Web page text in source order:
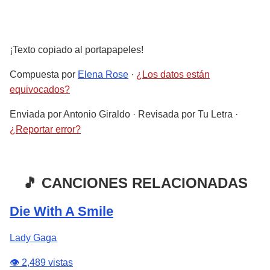
¡Texto copiado al portapapeles!
Compuesta por Elena Rose · ¿Los datos están
equivocados?
Enviada porAntonio Giraldo · Revisada por Tu Letra ·
¿Reportar error?
🎵 CANCIONES RELACIONADAS
Die With A Smile
Lady Gaga
👁️ 2,489 vistas